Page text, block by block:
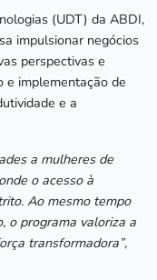
(UDT) da ABDI,
impulsionar negócios
perspectivas e
e implementação de
e a
a mulheres de
o acesso à
Ao mesmo tempo
o programa valoriza a
transformadora”,